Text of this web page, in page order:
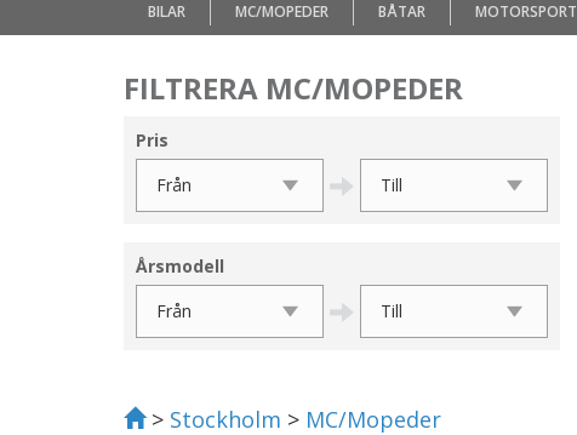
BILAR MC/MOPEDER BÅTAR MOTORSPORT
FILTRERA MC/MOPEDER
Pris
Årsmodell
> Stockholm > MC/Mopeder